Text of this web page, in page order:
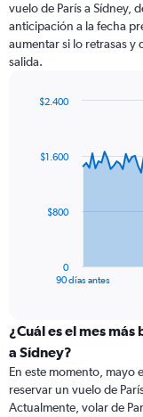
vuelo de París a Sídney,
anticipación a la fecha
aumentar si lo retrasas y
salida.
data
The
categories.
Range:
categories.
The
90 días antes
0
$800
$1.600
$2.400
¿Cuál es el mes
a Sídney?
En este momento, mayo
reservar un vuelo de
Actualmente, volar de